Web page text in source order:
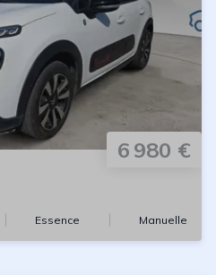
6 980 €
Essence Manuelle